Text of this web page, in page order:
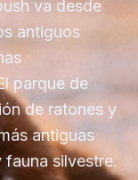
va desde
antiguos
parque de
de ratones y
antiguas
silvestre.